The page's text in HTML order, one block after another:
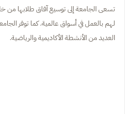
تسعى الجامعة إلى توسيع آفاق طلابها من
لهم بالعمل في أسواق عالمية. كما توفر
العديد من الأنشطة الأكاديمية والرياضية.